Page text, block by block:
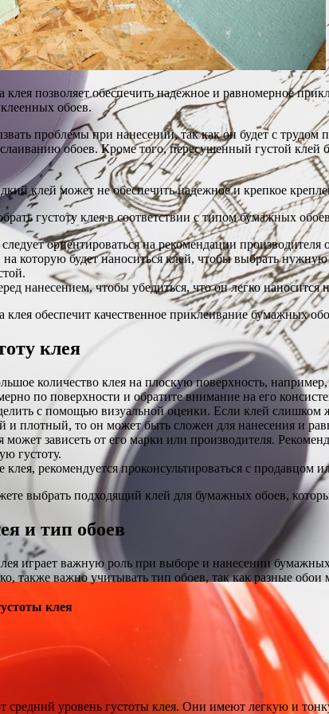
позволяет обеспечить надежное и равномерное
обоев.
проблемы при нанесении, так как он будет с
обоев. Кроме того, пересушенный густой клей
клей может не обеспечить надежное и крепкое
густоту клея в соответствии с типом бумажных
ориентироваться на рекомендации
которую будет наноситься клей, чтобы выбрать
нанесением, чтобы убедиться, что он легко
клея обеспечит качественное приклеивание бумажных
клея
количество клея на плоскую поверхность,
по поверхности и обратите внимание на его
с помощью визуальной оценки. Если клей слишком
и плотный, то он может быть сложен для нанесения и
может зависеть от его марки или производителя.
густоту.
клея, рекомендуется проконсультироваться с
выбрать подходящий клей для бумажных обоев,
и тип обоев
играет важную роль при выборе и нанесении
также важно учитывать тип обоев, так как разные обои
клея
уровень густоты клея. Они имеют легкую и